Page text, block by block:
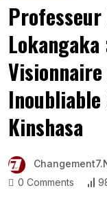
Professeur
Kinshasa
0 Comments